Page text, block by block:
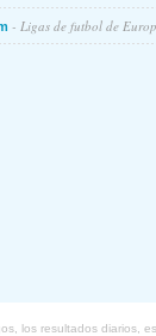
- Ligas de futbol de
los resultados diarios,